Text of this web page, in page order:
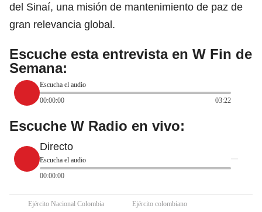
del Sinaí, una misión de mantenimiento de paz de
gran relevancia global.
Escuche esta entrevista en W Fin de
Semana:
Escucha el audio
00:00:00
03:22
Escuche W Radio en vivo:
Directo
Escucha el audio
00:00:00
Ejército Nacional Colombia Ejército colombiano